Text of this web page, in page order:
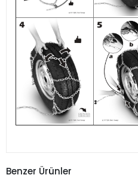
Benzer Ürünler